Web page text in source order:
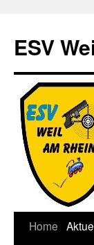
springen
ESV
Home